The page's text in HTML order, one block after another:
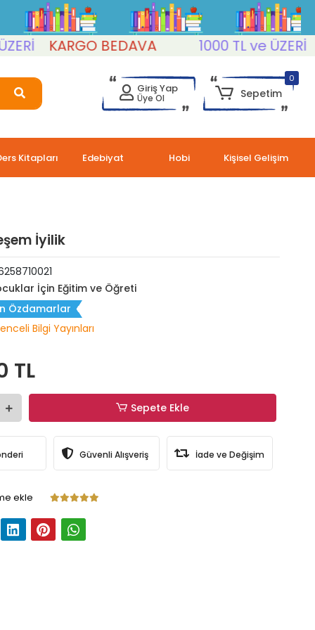
KARGO BEDAVA 1000 TL ve ÜZERİ
Giriş Yap
Üye Ol
0
Sepetim
Kitapları Edebiyat Hobi Kişisel Gelişim
İyilik
İçin Eğitim ve Öğreti
Özdamarlar
Bilgi Yayınları
TL
Sepete Ekle
Güvenli Alışveriş İade ve Değişim
ekle